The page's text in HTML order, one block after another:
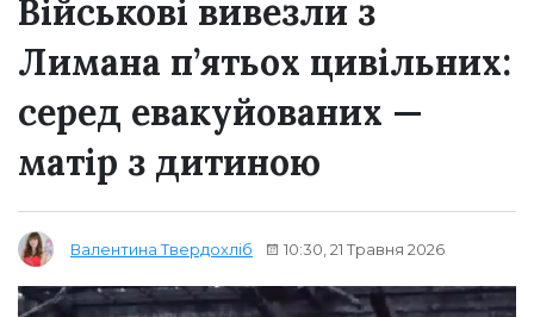
Військові вивезли з
Лимана п’ятьох цивільних:
серед евакуйованих —
матір з дитиною
Валентина Твердохліб 10:30, 21 Травня 2026